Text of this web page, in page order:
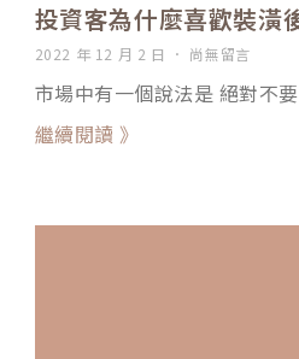
投資客為什麼喜歡裝潢
2022 年 12 月 2 日 尚無留言
市場中有一個說法是 絕對不
繼續閱讀 》